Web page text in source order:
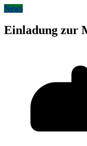
News
Einladung zur